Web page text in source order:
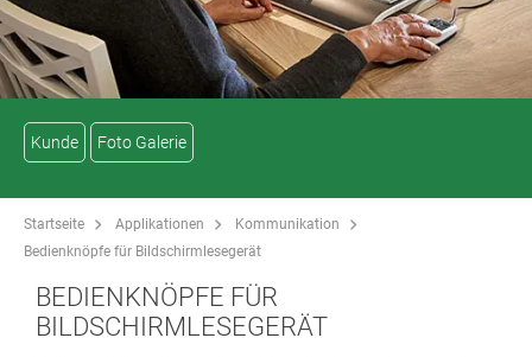
Kunde Foto Galerie
Startseite Applikationen
Kommunikation
Bedienknöpfe für Bildschirmlesegerät
BEDIENKNÖPFE FÜR
BILDSCHIRMLESEGERÄT